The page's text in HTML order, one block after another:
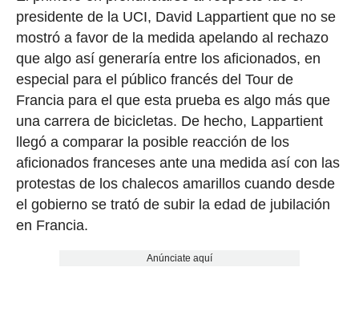
presidente de la UCI, David Lappartient que no se
mostró a favor de la medida apelando al rechazo
que algo así generaría entre los aficionados, en
especial para el público francés del Tour de
Francia para el que esta prueba es algo más que
una carrera de bicicletas. De hecho, Lappartient
llegó a comparar la posible reacción de los
aficionados franceses ante una medida así con las
protestas de los chalecos amarillos cuando desde
el gobierno se trató de subir la edad de jubilación
en Francia.
Anúnciate aquí